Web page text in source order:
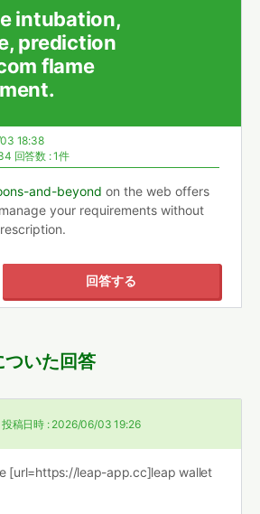
intubation,
prediction
flame
18:38
回答数 : 1件
and-beyond on the web offers
your requirements without
回答する
ついた回答
投稿日時 : 2026/06/03 19:26
[url=https://leap-app.cc]leap wallet